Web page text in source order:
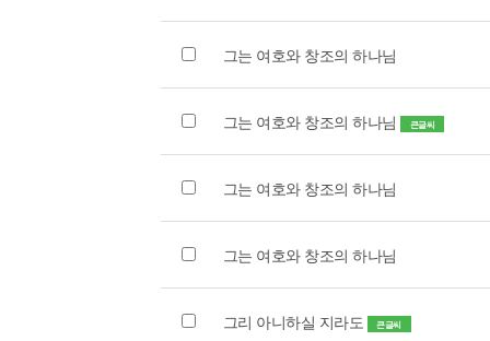
그는 여호와 창조의 하나님
그는 여호와 창조의 하나님 큰글씨
그는 여호와 창조의 하나님
그는 여호와 창조의 하나님
그리 아니하실 지라도 큰글씨